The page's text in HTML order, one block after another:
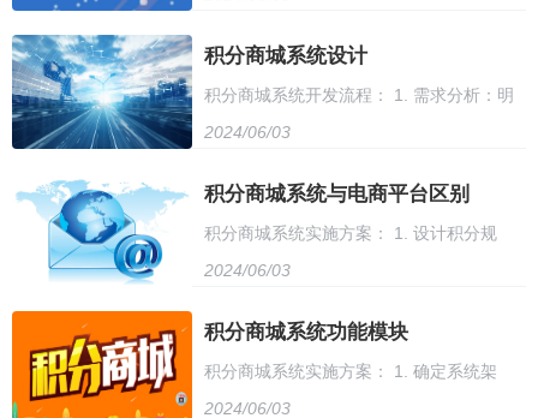
能，确保数据的安全性和准确性。最后，配
置权限管理，确保只有授权用户才能进行后
换平台，支持多种积分类型和兑换方式，提
供丰富的商品库和自定义功能，方便用户进
行积分管理和兑换。系统采用模块化设计，
维护性。同时，系统还提供了完善的用户管
理和权限控制功能，确保系统安全可靠。使
己的积分商城，提高用户活跃度和忠诚度，
积分商城系统设计
积分商城系统开发流程： 1. 需求分析：明
确积分商城功能需求，包括积分兑换、会员
管理、商品管理等。 2. 系统设计：设计数
据库结构、系统架构、界面设计等。 3. 开
页面、后端接口、数据库交互等。 4. 测试
验收：进行系统测试，确保功能正确性，并
2024/06/03
积分商城系统与电商平台区别
积分商城系统实施方案： 1. 设计积分规
则，确定积分兑换比例和礼品选择。 2. 搭
建积分商城系统平台，开发积分兑换功能。
3. 推广宣传，引导用户参与积分兑换活动。
2024/06/03
积分商城系统功能模块
积分商城系统实施方案： 1. 确定系统架
2024/06/03